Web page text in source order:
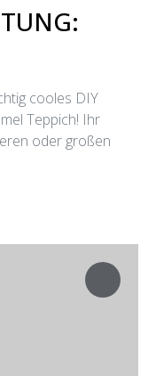
cooles DIY
Teppich! Ihr
oder großen